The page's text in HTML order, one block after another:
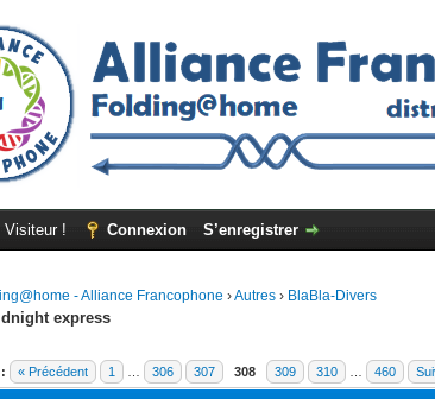
Visiteur ! Connexion S’enregistrer
- Alliance Francophone ›Autres › BlaBla-Divers
express
« Précédent 1 306 307 308 309 310 460